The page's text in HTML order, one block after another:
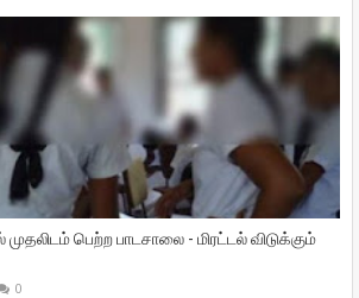
முதலிடம் பெற்ற பாடசாலை - மிரட்டல் விடுக்கும்
0